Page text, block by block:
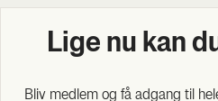
Lige nu kan
Bliv med­lem og få adgang til